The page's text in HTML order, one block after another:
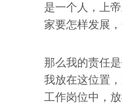
是一个人，上
家要怎样发展
那么我的责任
我放在这位置
工作岗位中，